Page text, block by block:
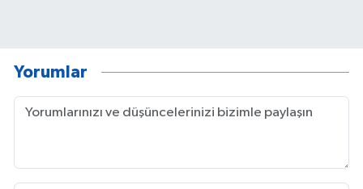
Yorumlar